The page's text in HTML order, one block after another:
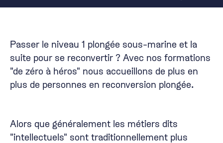
Passer le niveau 1 plongée sous-marine et la
suite pour se reconvertir ? Avec nos formations
"de zéro à héros" nous accueillons de plus en
plus de personnes en reconversion plongée.
Alors que généralement les métiers dits
"intellectuels" sont traditionnellement plus